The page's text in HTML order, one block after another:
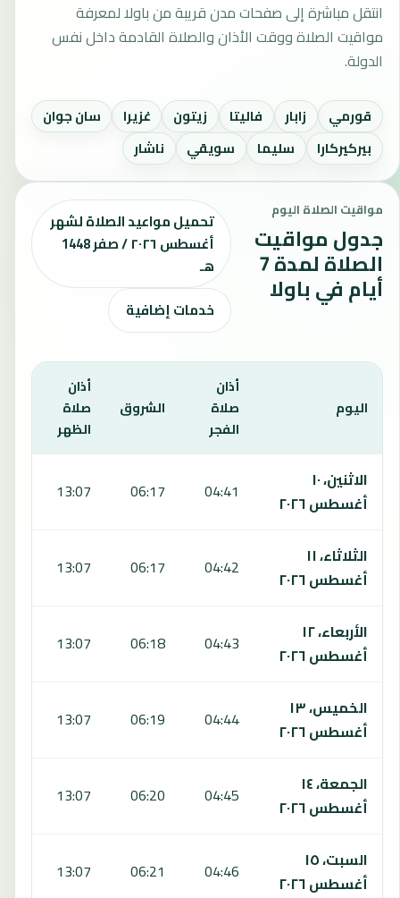
انتقل مباشرة إلى صفحات مدن قريبة من باولا لمعرفة
مواقيت الصلاة ووقت الأذان والصلاة القادمة داخل نفس
الدولة.
قورمي زابار فاليتا زيتون غزيرا
سان جوان
بيركيركارا
سليما سويقي ناشار
مواقيت الصلاة اليوم
جدول مواقيت
الصلاة لمدة 7
أيام في باولا
تحميل مواعيد الصلاة لشهر
أغسطس ٢٠٢٦ / صفر 1448
هـ
خدمات إضافية
اليوم
أذان
صلاة
الفجر
الشروق
أذان
صلاة
الظهر
الاثنين، ١٠
أغسطس ٢٠٢٦
04:41
06:17
13:07
الثلاثاء، ١١
أغسطس ٢٠٢٦
04:42
06:17
13:07
الأربعاء، ١٢
أغسطس ٢٠٢٦
04:43
06:18
13:07
الخميس، ١٣
أغسطس ٢٠٢٦
04:44
06:19
13:07
الجمعة، ١٤
أغسطس ٢٠٢٦
04:45
06:20
13:07
السبت، ١٥
أغسطس ٢٠٢٦
04:46
06:21
13:07